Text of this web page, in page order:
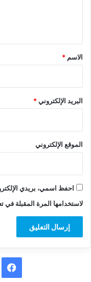
*
الاسم *
البريد الإلكتروني*
الموقع الإلكتروني
احفظ اسمي، بريدي
لاستخدامها المرة المقبلة في